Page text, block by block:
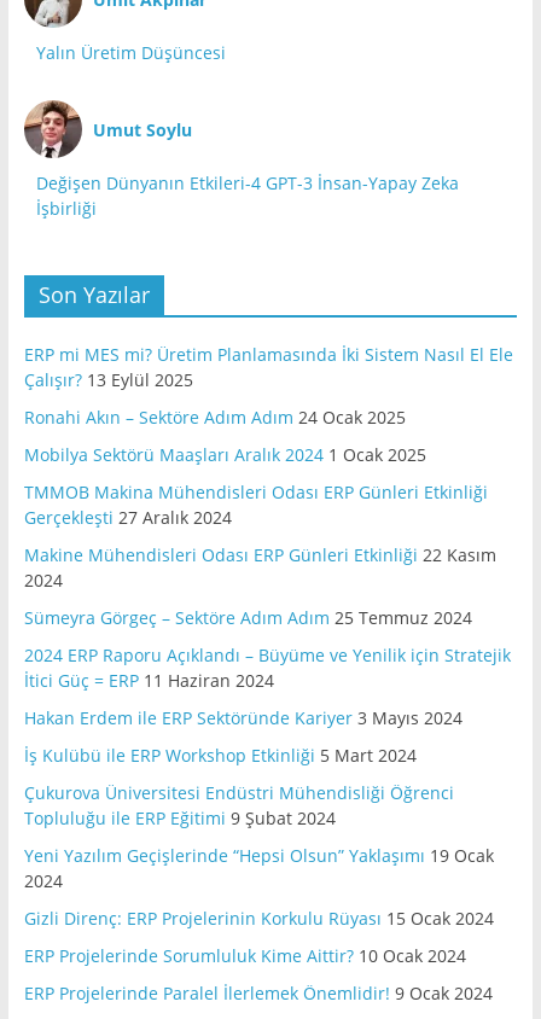
Yalın Üretim Düşüncesi
Umut Soylu
Değişen Dünyanın Etkileri-4 GPT-3 İnsan-Yapay Zeka
İşbirliği
Son Yazılar
ERP mi MES mi? Üretim Planlamasında İki Sistem Nasıl El Ele
Çalışır? 13 Eylül 2025
Ronahi Akın – Sektöre Adım Adım 24 Ocak 2025
Mobilya Sektörü Maaşları Aralık 2024 1 Ocak 2025
TMMOB Makina Mühendisleri Odası ERP Günleri Etkinliği
Gerçekleşti 27 Aralık 2024
Makine Mühendisleri Odası ERP Günleri Etkinliği 22 Kasım
2024
Sümeyra Görgeç – Sektöre Adım Adım 25 Temmuz 2024
2024 ERP Raporu Açıklandı – Büyüme ve Yenilik için Stratejik
İtici Güç = ERP 11 Haziran 2024
Hakan Erdem ile ERP Sektöründe Kariyer 3 Mayıs 2024
İş Kulübü ile ERP Workshop Etkinliği 5 Mart 2024
Çukurova Üniversitesi Endüstri Mühendisliği Öğrenci
Topluluğu ile ERP Eğitimi 9 Şubat 2024
Yeni Yazılım Geçişlerinde “Hepsi Olsun” Yaklaşımı 19 Ocak
2024
Gizli Direnç: ERP Projelerinin Korkulu Rüyası 15 Ocak 2024
ERP Projelerinde Sorumluluk Kime Aittir? 10 Ocak 2024
ERP Projelerinde Paralel İlerlemek Önemlidir! 9 Ocak 2024